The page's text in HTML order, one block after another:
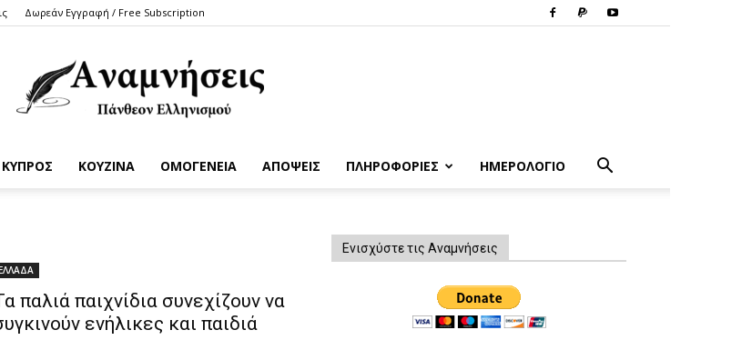
Δωρεάν Εγγραφή / Free Subscription
ΚΥΠΡΟΣ ΚΟΥΖΙΝΑ ΟΜΟΓΕΝΕΙΑ ΑΠΟΨΕΙΣ ΠΛΗΡΟΦΟΡΙΕΣ ΗΜΕΡΟΛΟΓΙΟ
παλιά παιχνίδια συνεχίζουν να
ενήλικες και παιδιά
Ενισχύστε τις Αναμνήσεις